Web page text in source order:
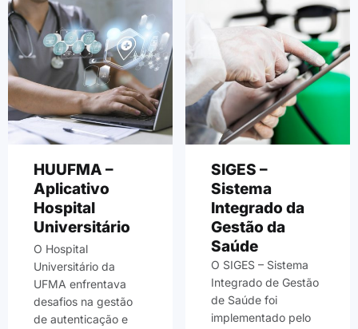
HUUFMA –
Aplicativo
Hospital
Universitário
O Hospital
Universitário da
UFMA enfrentava
desafios na gestão
de autenticação e
SIGES –
Sistema
Integrado da
Gestão da
Saúde
O SIGES – Sistema
Integrado de Gestão
de Saúde foi
implementado pelo